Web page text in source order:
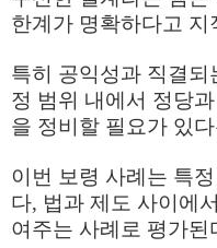
한계가 명확하다고 지
특히 공익성과 직결되
정 범위 내에서 정당
을 정비할 필요가 있
이번 보령 사례는 특
다, 법과 제도 사이에
여주는 사례로 평가된